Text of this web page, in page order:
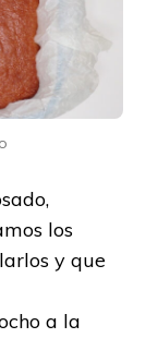
los
y que
a la